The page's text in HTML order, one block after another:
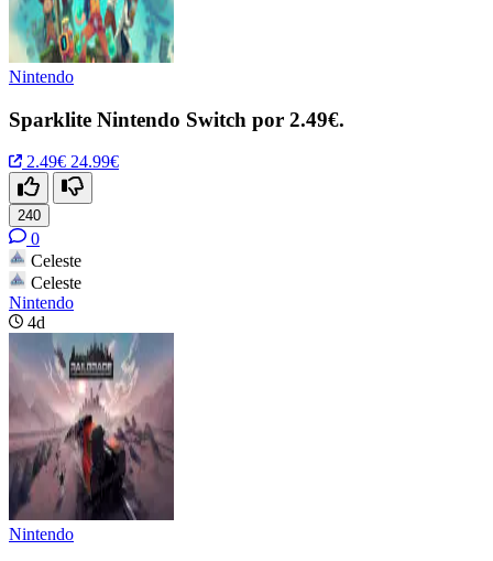
Nintendo
Sparklite Nintendo Switch por 2.49€.
2.49€ 24.99€
240
0
Celeste
Celeste
Nintendo
4d
Nintendo